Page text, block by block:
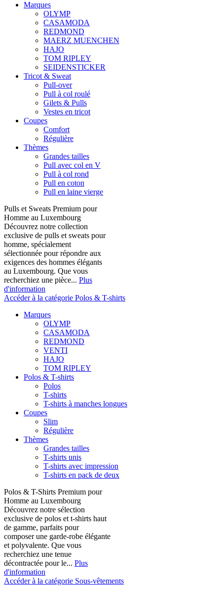
Marques
OLYMP
CASAMODA
REDMOND
MAERZ MUENCHEN
HAJO
TOM RIPLEY
SEIDENSTICKER
Tricot & Sweat
Pull-over
Pull à col roulé
Gilets & Pulls
Vestes en tricot
Coupes
Comfort
Régulière
Thèmes
Grandes tailles
Pull avec col en V
Pull à col rond
Pull en coton
Pull en laine vierge
Pulls et Sweats Premium pour
Homme au Luxembourg
Découvrez notre collection
exclusive de pulls et sweats pour
homme, spécialement
sélectionnée pour répondre aux
exigences des hommes élégants
au Luxembourg. Que vous
recherchiez une pièce... Plus
d'information
Accéder à la catégorie Polos & T-shirts
Marques
OLYMP
CASAMODA
REDMOND
VENTI
HAJO
TOM RIPLEY
Polos & T-shirts
Polos
T-shirts
T-shirts à manches longues
Coupes
Slim
Régulière
Thèmes
Grandes tailles
T-shirts unis
T-shirts avec impression
T-shirts en pack de deux
Polos & T-Shirts Premium pour
Homme au Luxembourg
Découvrez notre sélection
exclusive de polos et t-shirts haut
de gamme, parfaits pour
composer une garde-robe élégante
et polyvalente. Que vous
recherchiez une tenue
décontractée pour le... Plus
d'information
Accéder à la catégorie Sous-vêtements